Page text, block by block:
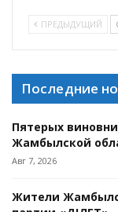
ПРЕДЫДУЩИЙ
Последние
Пятерых
Жамбылской
Авг 7, 2026
Жители